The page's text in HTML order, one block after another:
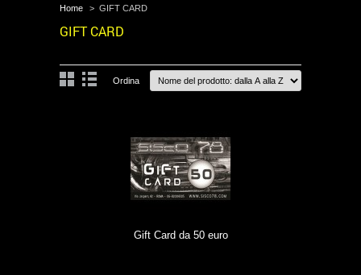
Home > GIFT CARD
GIFT CARD
Ordina
Gift Card da 50 euro